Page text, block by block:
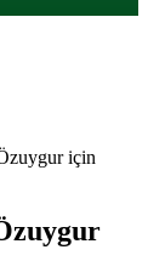
için